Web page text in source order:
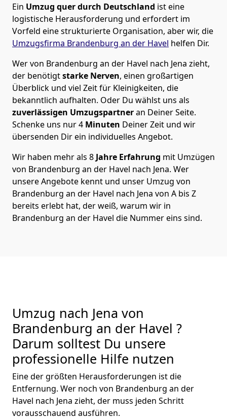
Ein Umzug quer durch Deutschland ist eine
logistische Herausforderung und erfordert im
Vorfeld eine strukturierte Organisation, aber wir, die
Umzugsfirma Brandenburg an der Havel helfen Dir.
Wer von Brandenburg an der Havel nach Jena zieht,
der benötigtstarke Nerven, einen großartigen
Überblick und viel Zeit für Kleinigkeiten, die
bekanntlich aufhalten. Oder Du wählst uns als
zuverlässigen Umzugspartneran Deiner Seite.
Schenke uns nur4 Minuten Deiner Zeit und wir
übersenden Dir ein individuelles Angebot.
Wir haben mehr als 8 Jahre Erfahrung mit Umzügen
von Brandenburg an der Havel nach Jena. Wer
unsere Angebote kennt und unser Umzug von
Brandenburg an der Havel nach Jena von A bis Z
bereits erlebt hat, der weiß, warum wir in
Brandenburg an der Havel die Nummer eins sind.
Umzug nach Jena von
Brandenburg an der Havel ?
Darum solltest Du unsere
professionelle Hilfe nutzen
Eine der größten Herausforderungen ist die
Entfernung. Wer noch von Brandenburg an der
Havel nach Jena zieht, der muss jeden Schritt
vorausschauend ausführen.